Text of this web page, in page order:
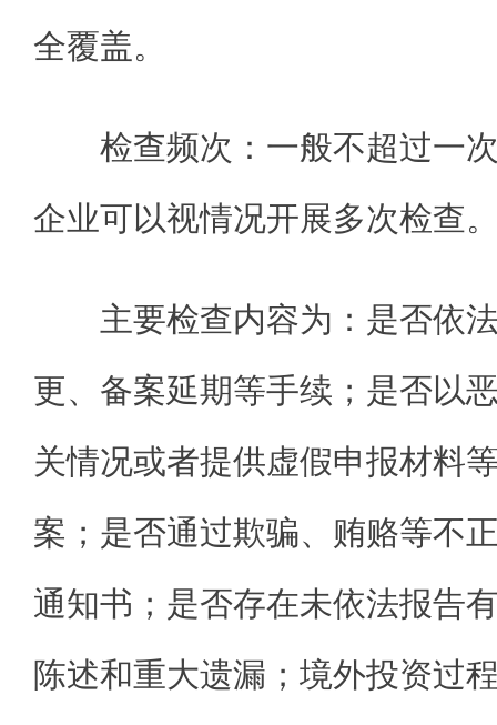
全覆盖。
检查频次：一般不超过一
企业可以视情况开展多次检查
主要检查内容为：是否依
更、备案延期等手续；是否以
关情况或者提供虚假申报材料
案；是否通过欺骗、贿赂等不
通知书；是否存在未依法报告
陈述和重大遗漏；境外投资过